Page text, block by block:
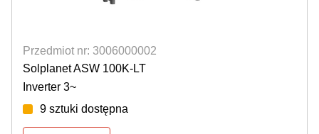
Przedmiot nr: 3006000002
Solplanet ASW 100K-LT
Inverter 3~
9 sztuki dostępna